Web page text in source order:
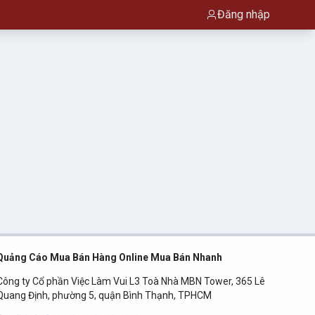
Đăng nhập
Cáo Mua Bán Hàng Online Mua Bán Nhanh
ty Cổ phần Việc Làm Vui L3 Toà Nhà MBN Tower, 365 Lê
Định, phường 5, quận Bình Thạnh, TPHCM